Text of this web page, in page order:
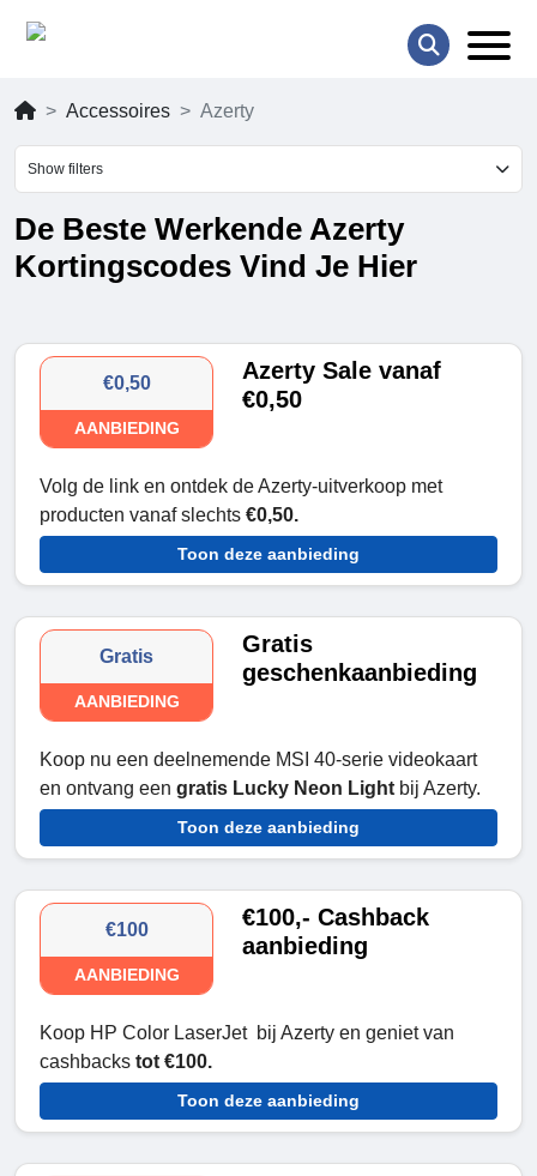
Accessoires Azerty
Show filters
De Beste Werkende Azerty
Kortingscodes Vind Je Hier
€0,50
AANBIEDING
Azerty Sale vanaf
€0,50
Volg de link en ontdek de Azerty-uitverkoop met
producten vanaf slechts €0,50.
Toon deze aanbieding
Gratis
AANBIEDING
Gratis
geschenkaanbieding
Koop nu een deelnemende MSI 40-serie videokaart
en ontvang een gratis Lucky Neon Light bij Azerty.
Toon deze aanbieding
€100
AANBIEDING
€100,- Cashback
aanbieding
Koop HP Color LaserJet bij Azerty en geniet van
cashbacks tot €100.
Toon deze aanbieding